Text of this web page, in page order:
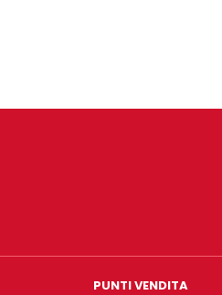
PUNTI VENDITA